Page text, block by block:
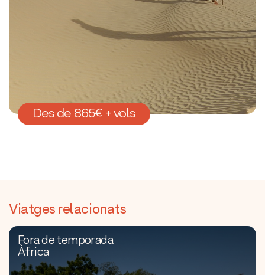
Des de 865€ + vols
Viatges relacionats
Fora de temporada
Àfrica